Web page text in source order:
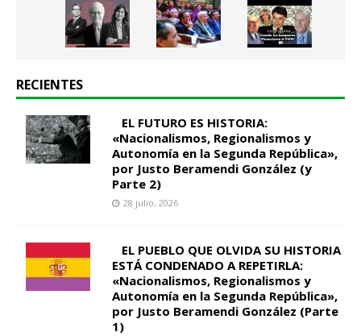
RECIENTES
EL FUTURO ES HISTORIA:
«Nacionalismos, Regionalismos y
Autonomía en la Segunda República»,
por Justo Beramendi González (y
Parte 2)
28 julio, 2026
EL PUEBLO QUE OLVIDA SU HISTORIA
ESTÁ CONDENADO A REPETIRLA:
«Nacionalismos, Regionalismos y
Autonomía en la Segunda República»,
por Justo Beramendi González (Parte
1)